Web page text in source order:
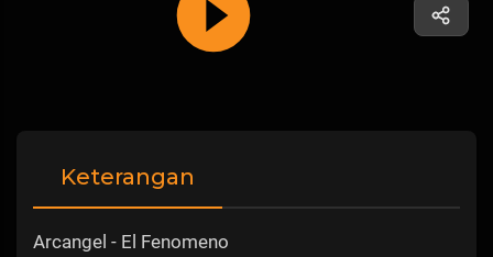
Keterangan
Arcangel - El Fenomeno